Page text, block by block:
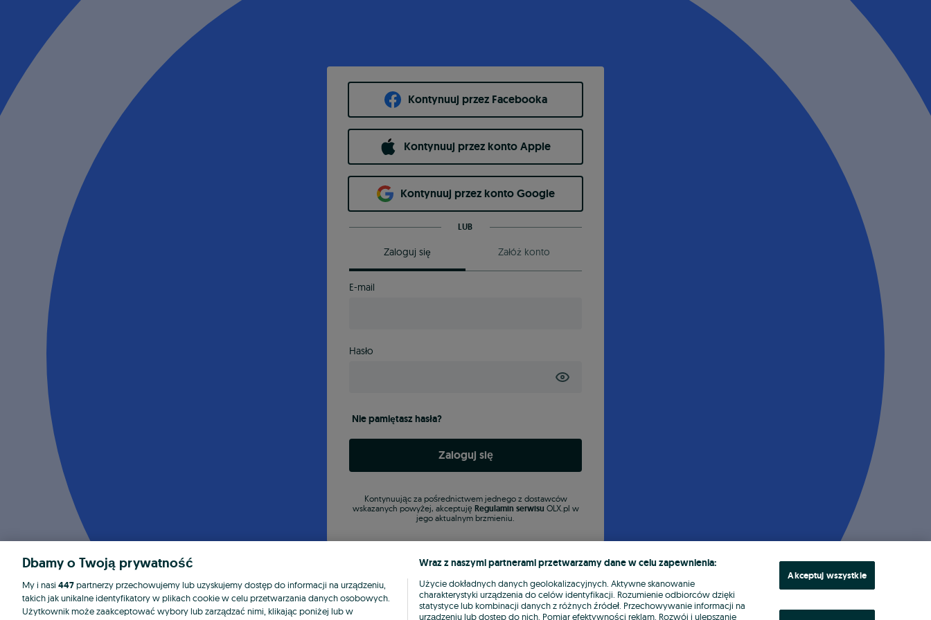
Kontynuuj przez Facebooka
Kontynuuj przez konto Apple
Kontynuuj przez konto Google
LUB
Zaloguj się Załóż konto
E-mail
Hasło
Nie pamiętasz hasła?
Zaloguj się
Kontynuując za pośrednictwem jednego z dostawców
wskazanych powyżej, akceptuję Regulamin serwisu OLX.pl w
jego aktualnym brzmieniu.
Dbamy o Twoją prywatność
My i nasi 447partnerzy przechowujemy lub uzyskujemy dostęp do informacji na urządzeniu,
takich jak unikalne identyfikatory w plikach cookie w celu przetwarzania danych osobowych.
Użytkownik może zaakceptować wybory lub zarządzać nimi, klikając poniżej lub w
Wraz z naszymi partnerami przetwarzamy dane w celu zapewnienia:
Użycie dokładnych danych geolokalizacyjnych. Aktywne skanowanie
charakterystyki urządzenia do celów identyfikacji. Rozumienie odbiorców dzięki
statystyce lub kombinacji danych z różnych źródeł. Przechowywanie informacji na
urządzeniu lub dostęp do nich. Pomiar efektywności reklam. Rozwój i ulepszanie
Akceptuj wszystkie